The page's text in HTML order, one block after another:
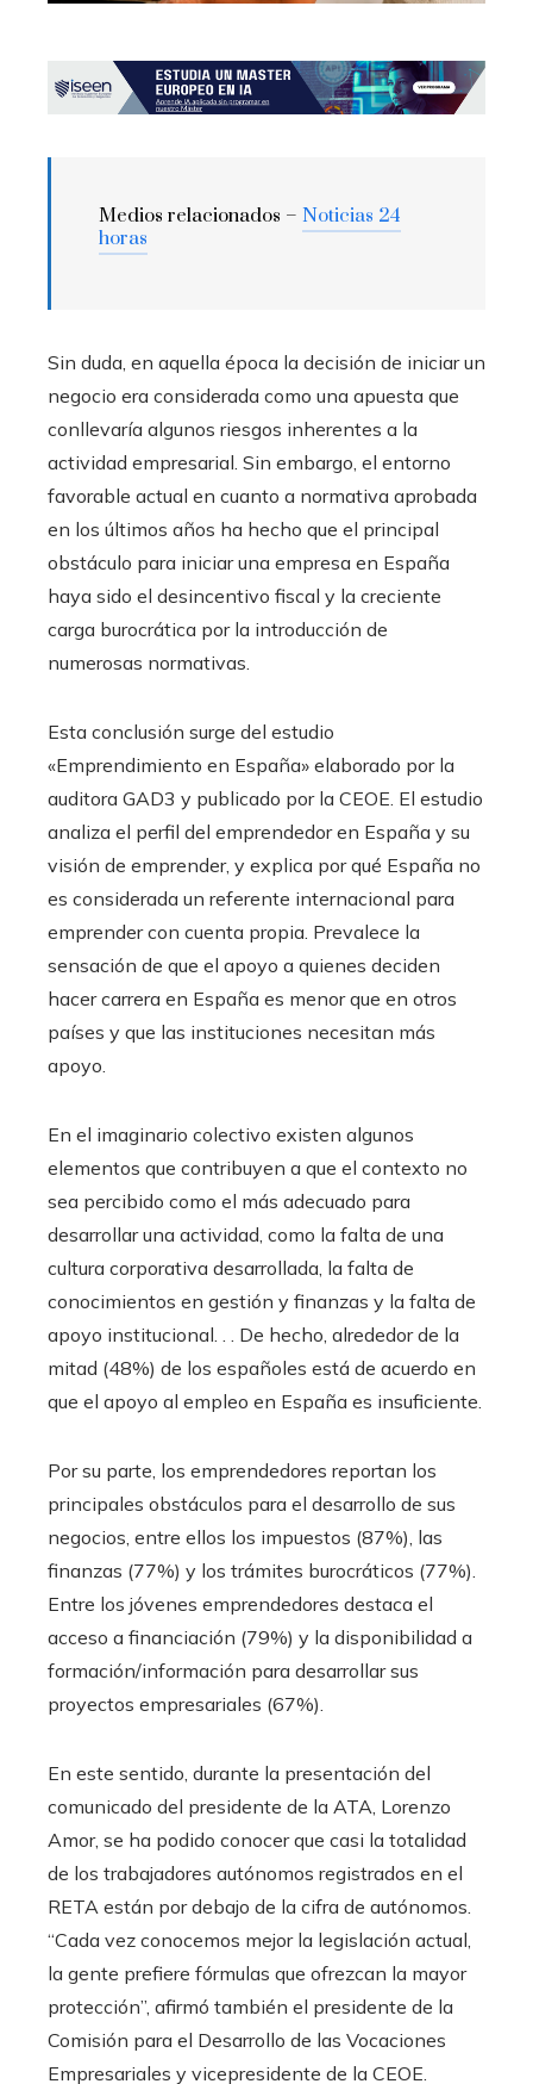
Medios relacionados – Noticias 24
horas
Sin duda, en aquella época la decisión de iniciar un
negocio era considerada como una apuesta que
conllevaría algunos riesgos inherentes a la
actividad empresarial. Sin embargo, el entorno
favorable actual en cuanto a normativa aprobada
en los últimos años ha hecho que el principal
obstáculo para iniciar una empresa en España
haya sido el desincentivo fiscal y la creciente
carga burocrática por la introducción de
numerosas normativas.
Esta conclusión surge del estudio
«Emprendimiento en España» elaborado por la
auditora GAD3 y publicado por la CEOE. El estudio
analiza el perfil del emprendedor en España y su
visión de emprender, y explica por qué España no
es considerada un referente internacional para
emprender con cuenta propia. Prevalece la
sensación de que el apoyo a quienes deciden
hacer carrera en España es menor que en otros
países y que las instituciones necesitan más
apoyo.
En el imaginario colectivo existen algunos
elementos que contribuyen a que el contexto no
sea percibido como el más adecuado para
desarrollar una actividad, como la falta de una
cultura corporativa desarrollada, la falta de
conocimientos en gestión y finanzas y la falta de
apoyo institucional. . . De hecho, alrededor de la
mitad (48%) de los españoles está de acuerdo en
que el apoyo al empleo en España es insuficiente.
Por su parte, los emprendedores reportan los
principales obstáculos para el desarrollo de sus
negocios, entre ellos los impuestos (87%), las
finanzas (77%) y los trámites burocráticos (77%).
Entre los jóvenes emprendedores destaca el
acceso a financiación (79%) y la disponibilidad a
formación/información para desarrollar sus
proyectos empresariales (67%).
En este sentido, durante la presentación del
comunicado del presidente de la ATA, Lorenzo
Amor, se ha podido conocer que casi la totalidad
de los trabajadores autónomos registrados en el
RETA están por debajo de la cifra de autónomos.
“Cada vez conocemos mejor la legislación actual,
la gente prefiere fórmulas que ofrezcan la mayor
protección”, afirmó también el presidente de la
Comisión para el Desarrollo de las Vocaciones
Empresariales y vicepresidente de la CEOE.